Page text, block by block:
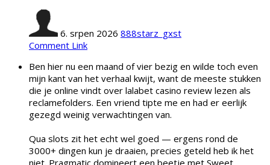
6. srpen 2026 888starz_gxst
Comment Link
Ben hier nu een maand of vier bezig en wilde toch even
mijn kant van het verhaal kwijt, want de meeste stukken
die je online vindt over lalabet casino review lezen als
reclamefolders. Een vriend tipte me en had er eerlijk
gezegd weinig verwachtingen van.
Qua slots zit het echt wel goed — ergens rond de
3000+ dingen kun je draaien, precies geteld heb ik het